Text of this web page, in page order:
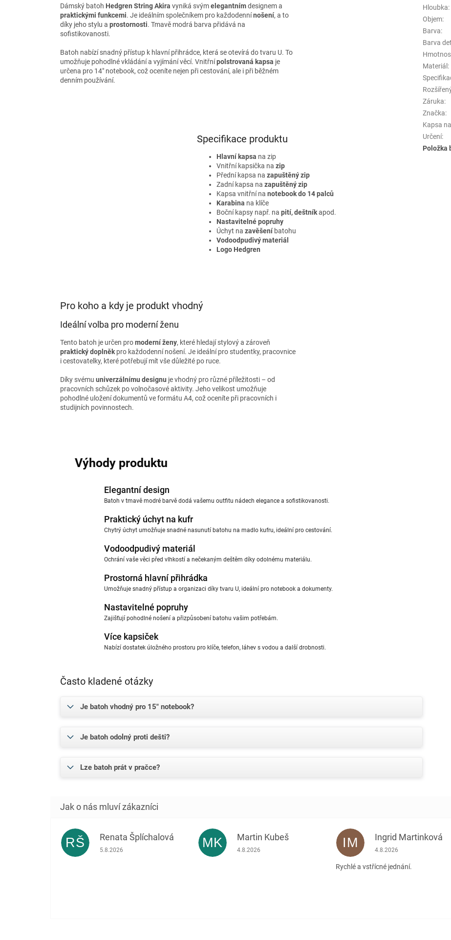
Dámský batoh Hedgren String Akira vyniká svýmelegantnímdesignem a
praktickými funkcemi. Je ideálním společníkem pro každodennínošení, a to
díky jeho stylu a prostornosti. Tmavě modrá barva přidává na
sofistikovanosti.
Batoh nabízí snadný přístup k hlavní přihrádce, která se otevírá do tvaru U. To
umožňuje pohodlné vkládání a vyjímání věcí. Vnitřnípolstrovaná kapsa je
určena pro 14" notebook, což oceníte nejen při cestování, ale i při běžném
denním používání.
Specifikace produktu
Hlavní kapsa na zip
Vnitřní kapsička na zip
Přední kapsa na zapuštěný zip
Zadní kapsa na zapuštěný zip
Kapsa vnitřní na notebook do 14 palců
Karabina na klíče
Boční kapsy např. na pití, deštníkapod.
Nastavitelné popruhy
Úchyt na zavěšeníbatohu
Vodoodpudivý materiál
Logo Hedgren
Pro koho a kdy je produkt vhodný
Ideální volba pro moderní ženu
Tento batoh je určen promoderní ženy, které hledají stylový a zároveň
praktický doplněkpro každodenní nošení. Je ideální pro studentky, pracovnice
i cestovatelky, které potřebují mít vše důležité po ruce.
Díky svému univerzálnímu designu je vhodný pro různé příležitosti – od
pracovních schůzek po volnočasové aktivity. Jeho velikost umožňuje
pohodlné uložení dokumentů ve formátu A4, což oceníte při pracovních i
studijních povinnostech.
Výhody produktu
Elegantní design
Batoh v tmavě modré barvě dodá vašemu outfitu nádech elegance a sofistikovanosti.
Praktický úchyt na kufr
Chytrý úchyt umožňuje snadné nasunutí batohu na madlo kufru, ideální pro cestování.
Vodoodpudivý materiál
Ochrání vaše věci před vlhkostí a nečekaným deštěm díky odolnému materiálu.
Prostorná hlavní přihrádka
Umožňuje snadný přístup a organizaci díky tvaru U, ideální pro notebook a dokumenty.
Nastavitelné popruhy
Zajišťují pohodlné nošení a přizpůsobení batohu vašim potřebám.
Více kapsiček
Nabízí dostatek úložného prostoru pro klíče, telefon, láhev s vodou a další drobnosti.
Často kladené otázky
Je batoh vhodný pro 15" notebook?
Je batoh odolný proti dešti?
Lze batoh prát v pračce?
Hloubka:
Objem:
Barva:
Barva
Materiál :
Záruka:
Značka:
Kapsa
Určení:
Položka
RŠ Renata Šplíchalová
Hodnocení obchodu je 5 z 5 hvězdiček.
5.8.2026 MK Martin Kubeš
Hodnocení obchodu je 5 z 5 hvězdiček.
4.8.2026 IM Ingrid Martinková
Hodnocení obchodu je 5
4.8.2026
Rychlé a vstřícné jednání.